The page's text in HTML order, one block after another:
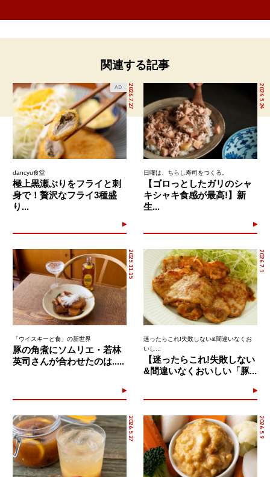
関連する記事
2026.7.27
AD
dancyu食堂
極上黒瀬ぶりをフライと刺
身で！贅沢なフライ3種盛
り...
2026.5.24
日曜は、ちらし寿司をつくる。
【ゴロっとしたガリのシャ
キシャキ食感が最高!】新
生...
2025.11.15
「ウイスキーと食」の新世界
豚の角煮にソムリエ・若林
英司さんが合わせたのは.....
2026.7.1
迷ったらこれ!失敗しない&間違いなくお
いし...
【迷ったらこれ!失敗しない
&間違いなくおいしい「豚...
2026.5.27 2026.5.9